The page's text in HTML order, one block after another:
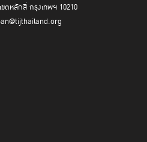
ตหลักสี่ กรุงเทพฯ 10210